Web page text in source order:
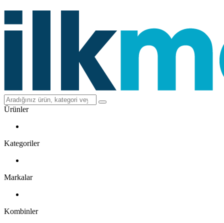
Ürünler
Kategoriler
Markalar
Kombinler